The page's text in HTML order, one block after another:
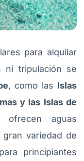
para alquilar
ni tripulación se
, como las Islas
y las Islas de
ofrecen aguas
variedad de
principiantes